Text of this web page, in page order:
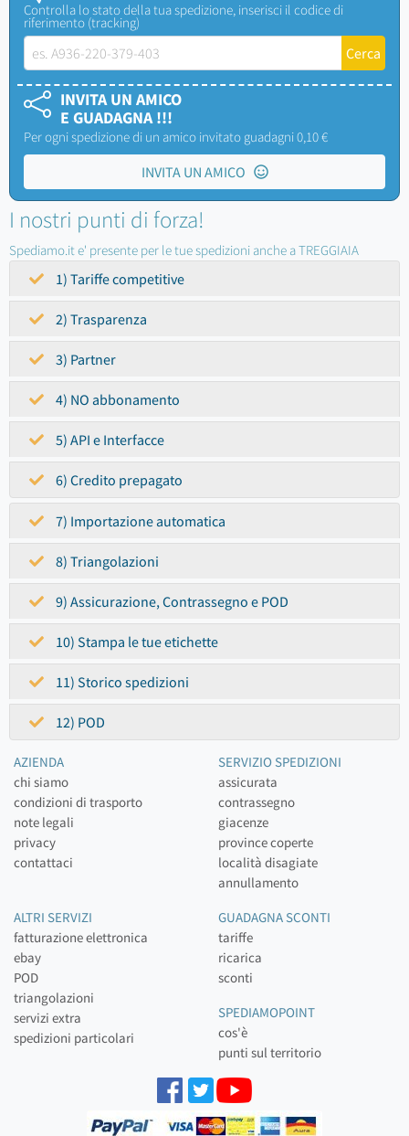
Controlla lo stato della tua spedizione, inserisci il codice di
riferimento (tracking)
INVITA UN AMICO
E GUADAGNA !!!
Per ogni spedizione di un amico invitato guadagni 0,10 €
INVITA UN AMICO
I nostri punti di forza!
Spediamo.it e' presente per le tue spedizioni anche a TREGGIAIA
1) Tariffe competitive
2) Trasparenza
3) Partner
4) NO abbonamento
5) API e Interfacce
6) Credito prepagato
7) Importazione automatica
8) Triangolazioni
9) Assicurazione, Contrassegno e POD
10) Stampa le tue etichette
11) Storico spedizioni
12) POD
AZIENDA
chi siamo
condizioni di trasporto
note legali
privacy
contattaci
SERVIZIO SPEDIZIONI
assicurata
contrassegno
giacenze
province coperte
località disagiate
annullamento
ALTRI SERVIZI
fatturazione elettronica
ebay
POD
triangolazioni
servizi extra
spedizioni particolari
GUADAGNA SCONTI
tariffe
ricarica
sconti
SPEDIAMOPOINT
cos'è
punti sul territorio